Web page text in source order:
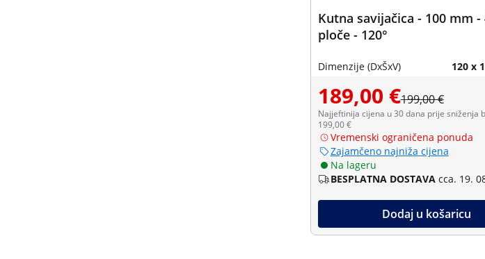
Kutna savijačica - 100 mm -
ploče - 120°
Dimenzije (DxŠxV) 120 x
189,00 €199,00 €
Najjeftinija cijena u 30 dana prije sniženja
199,00 €
Vremenski ograničena ponuda
Zajamčeno najniža cijena
Na lageru
BESPLATNA DOSTAVA cca. 19.
Dodaj u košaricu